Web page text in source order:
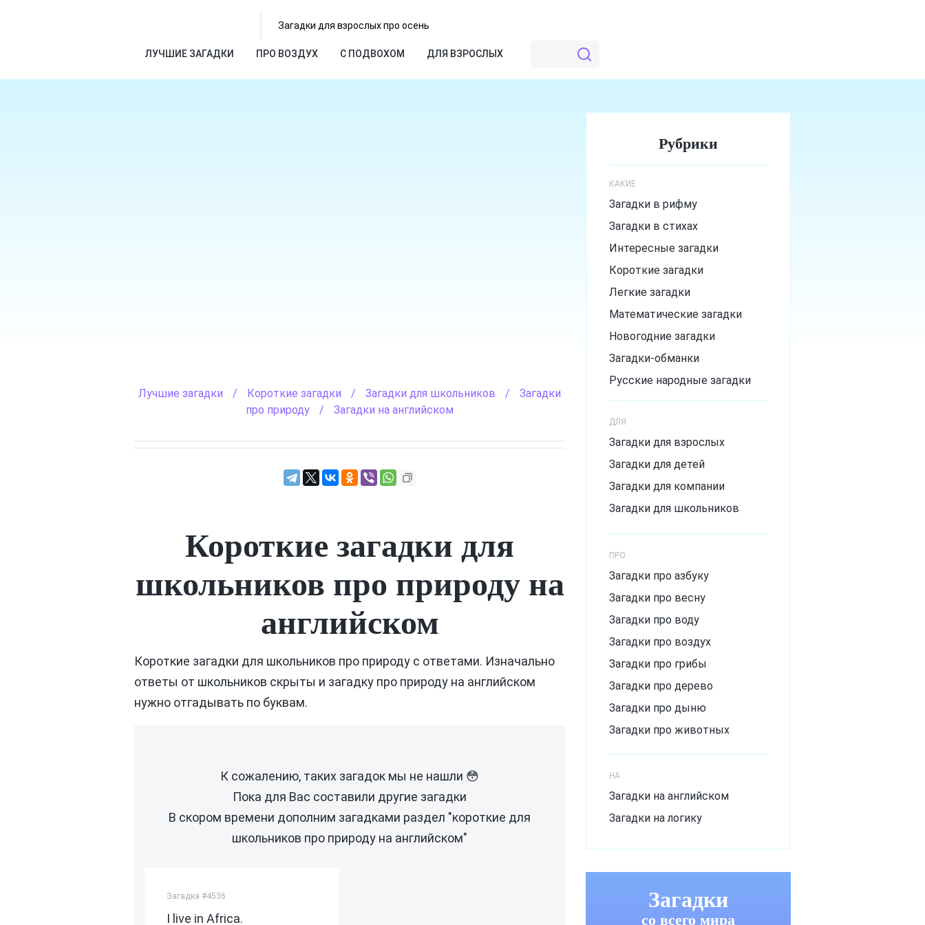
Загадки для взрослых про осень
ЛУЧШИЕ ЗАГАДКИ ПРО ВОЗДУХ С ПОДВОХОМ ДЛЯ ВЗРОСЛЫХ
Лучшие загадки / Короткие загадки / Загадки для школьников /
Загадки
про природу
/ Загадки на английском
Короткие загадки для
школьников про природу на
английском
Короткие загадки для школьников про природу с ответами. Изначально
ответы от школьников скрыты и загадку про природу на английском
нужно отгадывать по буквам.
К сожалению, таких загадок мы не нашли 😳
Пока для Вас составили другие загадки
В скором времени дополним загадками раздел "короткие для
школьников про природу на английском"
Загадка #4536
I live in Africa.
Рубрики
КАКИЕ
Загадки в рифму
Загадки в стихах
Интересные загадки
Короткие загадки
Легкие загадки
Математические загадки
Новогодние загадки
Загадки-обманки
Русские народные загадки
Сложные загадки
Смешные загадки
Хитрые загадки
ДЛЯ
Загадки для взрослых
Загадки для детей
Загадки для компании
Загадки для школьников
ПРО
Загадки про азбуку
Загадки про весну
Загадки про воду
Загадки про воздух
Загадки про грибы
Загадки про дерево
Загадки про дыню
Загадки про животных
Загадки про лёд
Загадки про лето
Загадки про мороз
Загадки про огурец
НА
Загадки на английском
Загадки на логику
Загадки
со всего мира